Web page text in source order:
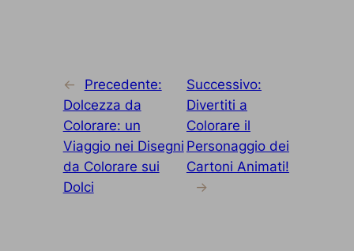
←
Precedente:
Dolcezza da
Colorare: un
Viaggio nei Disegni
da Colorare sui
Dolci
Successivo:
Divertiti a
Colorare il
Personaggio dei
Cartoni Animati!
→